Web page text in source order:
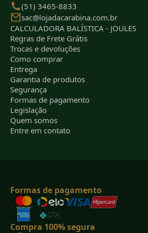
(51) 3465-8833
sac@lojadacarabina.com.br
CALCULADORA BALÍSTICA - JOULES
Regras de Frete Grátis
Trocas e devoluções
Como comprar
Entrega
Garantia de produtos
Segurança
Formas de pagamento
Legislação
Quem somos
Entre em contato
Formas de pagamento
Compra 100% segura